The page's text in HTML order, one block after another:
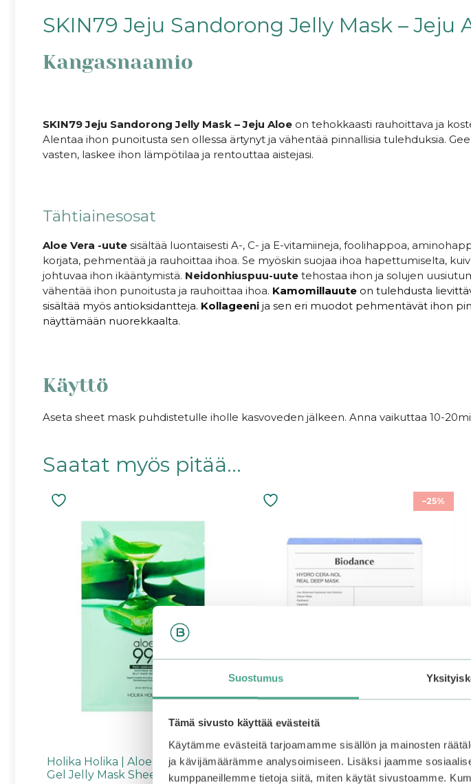
Suostumus
Tämä sivusto käyttää evästeitä
Käytämme evästeitä tarjoamamme sisällön ja mainosten
ja kävijämäärämme analysoimiseen. Lisäksi jaamme
kumppaneillemme tietoja siitä, miten käytät sivustoamme.
SKIN79 Jeju Sandorong Jelly Mask – Jeju
Kangasnaamio
SKIN79 Jeju Sandorong Jelly Mask – Jeju Aloe on tehokkaasti rauhoittava ja
Alentaa ihon punoitusta sen ollessa ärtynyt ja vähentää pinnallisia tulehduksia.
vasten, laskee ihon lämpötilaa ja rentouttaa aistejasi.
Tähtiainesosat
Aloe Vera -uute sisältää luontaisesti A-, C- ja E-vitamiineja, foolihappoa,
korjata, pehmentää ja rauhoittaa ihoa. Se myöskin suojaa ihoa hapettumiselta,
johtuvaa ihon ikääntymistä. Neidonhiuspuu-uute tehostaa ihon ja solujen
vähentää ihon punoitusta ja rauhoittaa ihoa. Kamomillauute on tulehdusta
sisältää myös antioksidantteja. Kollageeni ja sen eri muodot pehmentävät ihon
näyttämään nuorekkaalta.
Käyttö
Aseta sheet mask puhdistetulle iholle kasvoveden jälkeen. Anna vaikuttaa 10-
Saatat myös pitää...
Holika Holika | Aloe 99% Soothing
Gel Jelly Mask Sheet
–25%
Biodance | Hydro Cera-Nol Real
Deep Mask 4 kpl